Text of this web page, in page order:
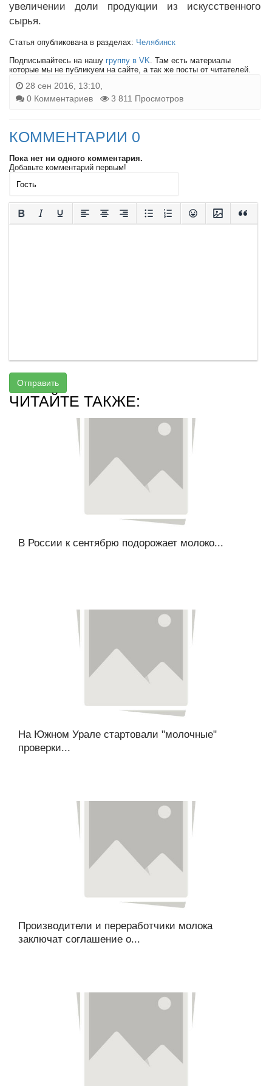
увеличении доли продукции из искусственного
сырья.
Статья опубликована в разделах: Челябинск
Подписывайтесь на нашу группу в VK. Там есть материалы
которые мы не публикуем на сайте, а так же посты от читателей.
28 сен 2016, 13:10,
0 Комментариев
3 811 Просмотров
КОММЕНТАРИИ 0
Пока нет ни одного комментария.
Добавьте комментарий первым!
Отправить
ЧИТАЙТЕ ТАКЖЕ:
В России к сентябрю подорожает молоко...
На Южном Урале стартовали "молочные"
проверки...
Производители и переработчики молока
заключат соглашение о...